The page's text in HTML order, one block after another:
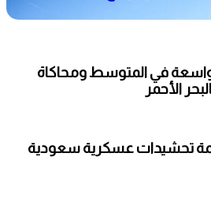
واسعة في المتوسط ومحاكاة
الأحمر
تحشيدات عسكرية سعودية